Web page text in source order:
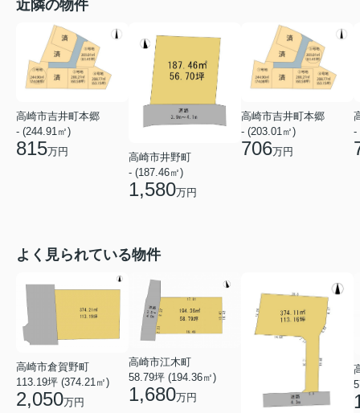
近隣の物件
高崎市吉井町本郷
- (244.91㎡)
815万円
高崎市井野町
- (187.46㎡)
1,580万円
高崎市吉井町本郷
- (203.01㎡)
706万円
-
よく見られている物件
高崎市倉賀野町
113.19坪 (374.21㎡)
2,050万円
高崎市江木町
58.79坪 (194.36㎡)
1,680万円